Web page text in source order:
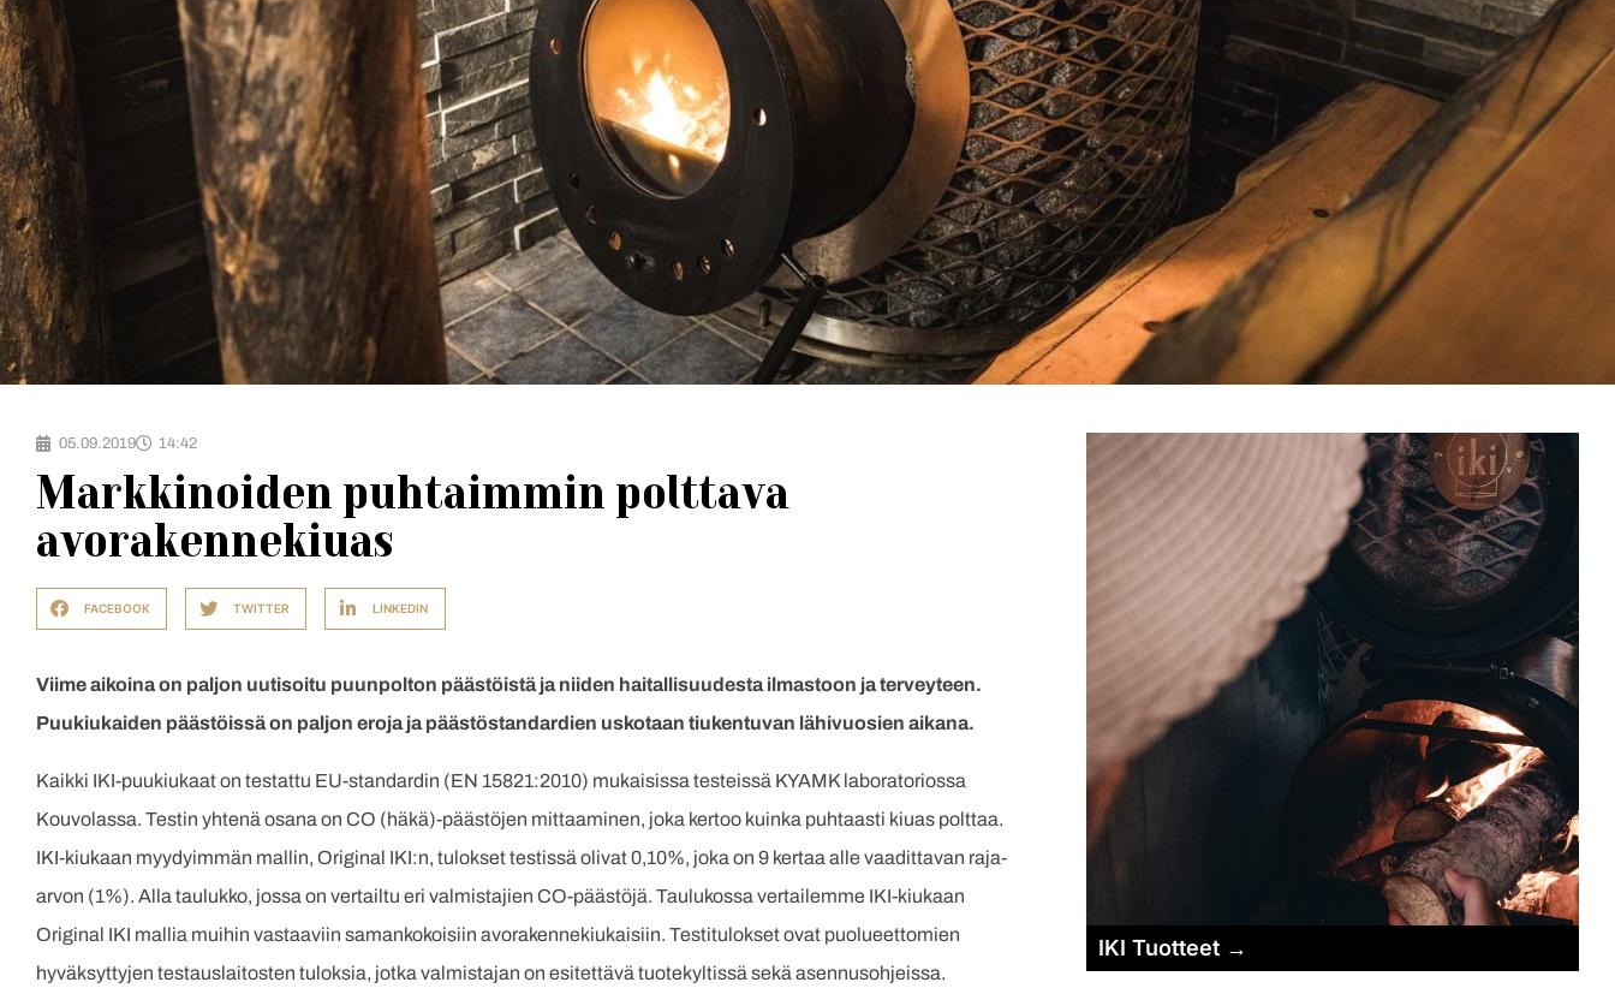
05.09.2019 14:42
Markkinoiden puhtaimmin polttava
avorakennekiuas
FACEBOOK TWITTER LINKEDIN
Viime aikoina on paljon uutisoitu puunpolton päästöistä ja niiden haitallisuudesta ilmastoon ja terveyteen.
Puukiukaiden päästöissä on paljon eroja ja päästöstandardien uskotaan tiukentuvan lähivuosien aikana.
Kaikki IKI-puukiukaat on testattu EU-standardin (EN 15821:2010) mukaisissa testeissä KYAMK laboratoriossa
Kouvolassa. Testin yhtenä osana on CO (häkä)-päästöjen mittaaminen, joka kertoo kuinka puhtaasti kiuas polttaa.
IKI-kiukaan myydyimmän mallin, Original IKI:n, tulokset testissä olivat 0,10%, joka on 9 kertaa alle vaadittavan raja-
arvon (1%). Alla taulukko, jossa on vertailtu eri valmistajien CO-päästöjä. Taulukossa vertailemme IKI-kiukaan
Original IKI mallia muihin vastaaviin samankokoisiin avorakennekiukaisiin. Testitulokset ovat puolueettomien
hyväksyttyjen testauslaitosten tuloksia, jotka valmistajan on esitettävä tuotekyltissä sekä asennusohjeissa.
IKI Tuotteet →